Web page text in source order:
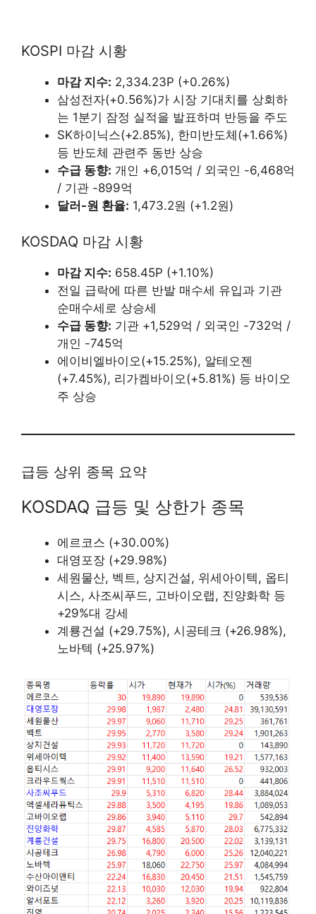
KOSPI 마감 시황
마감 지수: 2,334.23P (+0.26%)
삼성전자(+0.56%)가 시장 기대치를 상회하
는 1분기 잠정 실적을 발표하며 반등을 주도
SK하이닉스(+2.85%), 한미반도체(+1.66%)
등 반도체 관련주 동반 상승
수급 동향: 개인 +6,015억 / 외국인 -6,468억
/ 기관 -899억
달러-원 환율: 1,473.2원 (+1.2원)
KOSDAQ 마감 시황
마감 지수: 658.45P (+1.10%)
전일 급락에 따른 반발 매수세 유입과 기관
순매수세로 상승세
수급 동향: 기관 +1,529억 / 외국인 -732억 /
개인 -745억
에이비엘바이오(+15.25%), 알테오젠
(+7.45%), 리가켐바이오(+5.81%) 등 바이오
주 상승
급등 상위 종목 요약
KOSDAQ 급등 및 상한가 종목
에르코스 (+30.00%)
대영포장 (+29.98%)
세원물산, 벡트, 상지건설, 위세아이텍, 옵티
시스, 사조씨푸드, 고바이오랩, 진양화학 등
+29%대 강세
계룡건설 (+29.75%), 시공테크 (+26.98%),
노바텍 (+25.97%)